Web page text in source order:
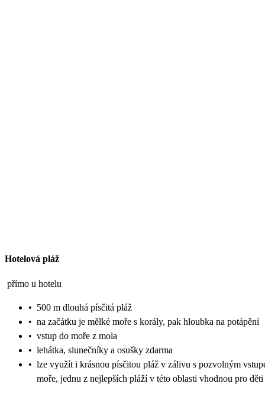
Hotelová pláž
přímo u hotelu
• 500 m dlouhá písčitá pláž
• na začátku je mělké moře s korály, pak hloubka na potápění
• vstup do moře z mola
• lehátka, slunečníky a osušky zdarma
• lze využít i krásnou písčitou pláž v zálivu s pozvolným
moře, jednu z nejlepších pláží v této oblasti vhodnou pro děti